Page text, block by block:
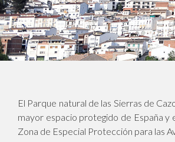
El Parque natural de las Sierras de
mayor espacio protegido de España
Zona de Especial Protección para las